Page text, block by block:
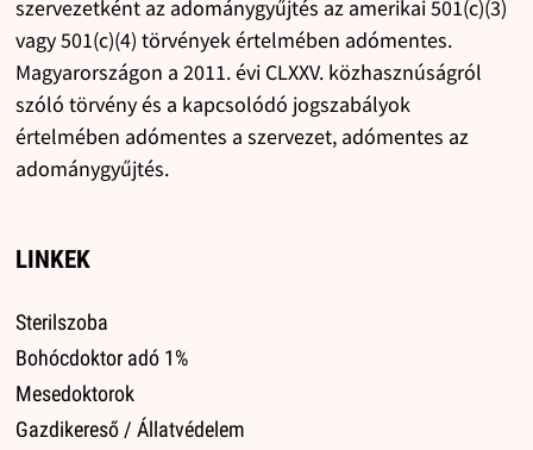
szervezetként az adománygyűjtés az amerikai 501(c)(3)
vagy 501(c)(4) törvények értelmében adómentes.
Magyarországon a 2011. évi CLXXV. közhasznúságról
szóló törvény és a kapcsolódó jogszabályok
értelmében adómentes a szervezet, adómentes az
adománygyűjtés.
LINKEK
Sterilszoba
Bohócdoktor adó 1%
Mesedoktorok
Gazdikereső / Állatvédelem